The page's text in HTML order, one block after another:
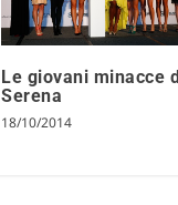
Le giovani minacce
Serena
18/10/2014